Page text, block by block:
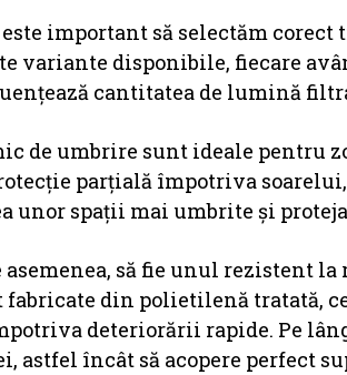
important să selectăm
variante disponibile, fiecare
cantitatea de lumină
de umbrire sunt ideale pentru
parțială împotriva
unor spații mai umbrite și
să fie unul rezistent
din polietilenă tratată,
deteriorării rapide. Pe
astfel încât să acopere perfect